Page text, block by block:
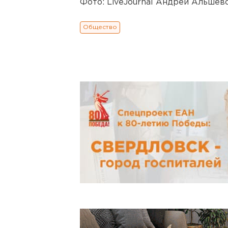
Фото: LiveJournal Андрей
Общество